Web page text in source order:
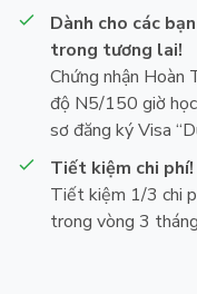
Dành cho các
trong tương lai!
Chứng nhận Hoàn
độ N5/150 giờ
sơ đăng ký Visa
Tiết kiệm chi phí!
Tiết kiệm 1/3 chi
trong vòng 3